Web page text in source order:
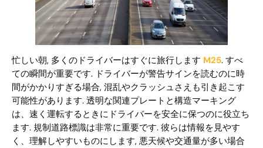
忙しい朝, 多くのドライバーはすぐに旅行します M25. すべ
ての瞬間が重要です. ドライバーが警告サインを読むのに時
間がかかりすぎる場合, 混乱やクラッシュさえも引き起こす
可能性があります. 透明な関連プレートと構造マーキング
は、速く運転するときにドライバーを安全に保つのに役立ち
ます. 規制道路標識は非常に重要です. 彼らは情報を見やす
く、理解しやすいものにします, 悪天候や交通量が多い場合